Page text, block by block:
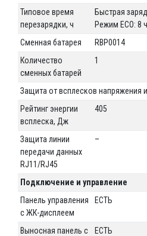
Типовое время
перезарядки, ч
Быстрая
Режим ECO: 8 ч
Сменная батарея
RBP0014
Количество
сменных батарей
1
Защита от всплесков напряжения
Рейтинг энергии
всплеска, Дж
405
Защита линии
передачи данных
RJ11/RJ45
–
Подключение и управление
Панель управления
с ЖК-дисплеем
ЕСТЬ
Выносная панель с
ЕСТЬ